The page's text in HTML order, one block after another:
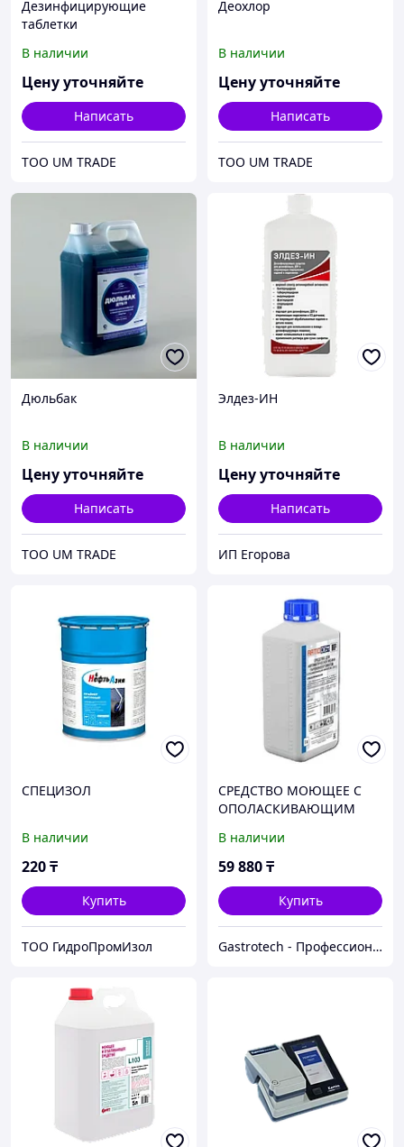
Дезинфицирующие
таблетки
В наличии
Цену уточняйте
Написать
ТОО UM TRADE
Деохлор
В наличии
Цену уточняйте
Написать
ТОО UM TRADE
Дюльбак
В наличии
Цену уточняйте
Написать
ТОО UM TRADE
Элдез-ИН
В наличии
Цену уточняйте
Написать
ИП Егорова
СПЕЦИЗОЛ
В наличии
220₸
Купить
ТОО ГидроПромИзол
СРЕДСТВО МОЮЩЕЕ С
ОПОЛАСКИВАЮЩИМ
ОВ RATIODEM WRP
В наличии
59 880₸
Купить
Gastrotech - Профессиональное оборудование